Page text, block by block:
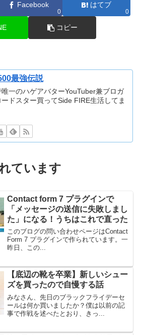
Facebook
0
はてブ
0
コピー
最強伝説
唯一のハゲアバターYouTuber兼ブロガ
ードスター買ってSide FIRE生活してま
ています
Contact form 7 プラグインで
「メッセージの送信に失敗しまし
た」になる！うちはこれで直った
このブログの問い合わせページはContact
Form 7 プラグインで作られています。一
昨日、この...
【底辺の靴を卒業】新しいシュー
ズを買ったので自慢する話
みなさん、先日のブラックフライデーセ
ールは何か買いましたか？僕は以前の記
事で作戦を述べたとおり、きっ...